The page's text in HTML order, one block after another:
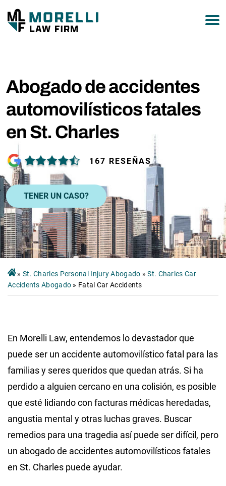
Abogado de accidentes
automovilísticos fatales
en St. Charles
167 RESEÑAS
TENER UN CASO?
» St. Charles Personal Injury Abogado »St. Charles Car
Accidents Abogado » Fatal Car Accidents
En Morelli Law, entendemos lo devastador que
puede ser un accidente automovilístico fatal para las
familias y seres queridos que quedan atrás. Si ha
perdido a alguien cercano en una colisión, es posible
que esté lidiando con facturas médicas heredadas,
angustia mental y otras luchas graves. Buscar
remedios para una tragedia así puede ser difícil, pero
un abogado de accidentes automovilísticos fatales
en St. Charles puede ayudar.